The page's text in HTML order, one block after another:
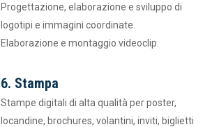
Progettazione, elaborazione e sviluppo di
logotipi e immagini coordinate.
Elaborazione e montaggio videoclip.
6. Stampa
Stampe digitali di alta qualità per poster,
locandine, brochures, volantini, inviti, biglietti